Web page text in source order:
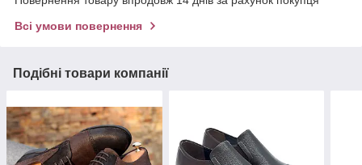
Всі умови повернення
Подібні товари компанії